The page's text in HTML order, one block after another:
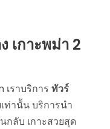
เกาะพม่า 2
เราบริการ ทัวร์
ท่านััน บริการนำ
กลับ เกาะสวยสุด